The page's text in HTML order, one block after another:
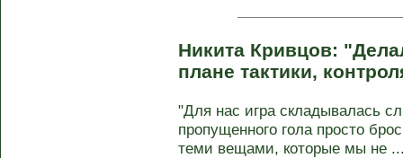
Никита Кривцов:
плане тактики,
"Для нас игра складывалась
пропущенного гола просто
теми вещами, которые мы не